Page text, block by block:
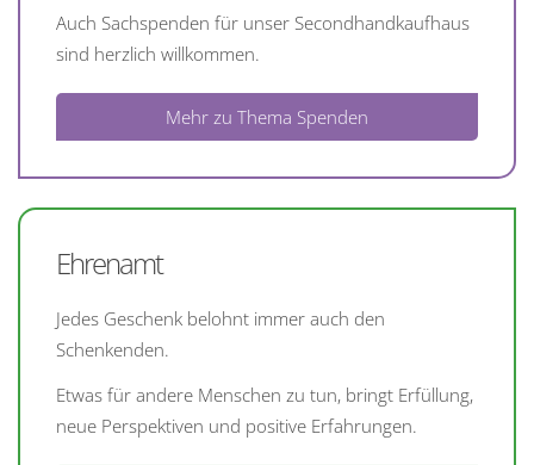
Auch Sachspenden für unser Secondhandkaufhaus
sind herzlich willkommen.
Mehr zu Thema Spenden
Ehrenamt
Jedes Geschenk belohnt immer auch den
Schenkenden.
Etwas für andere Menschen zu tun, bringt Erfüllung,
neue Perspektiven und positive Erfahrungen.